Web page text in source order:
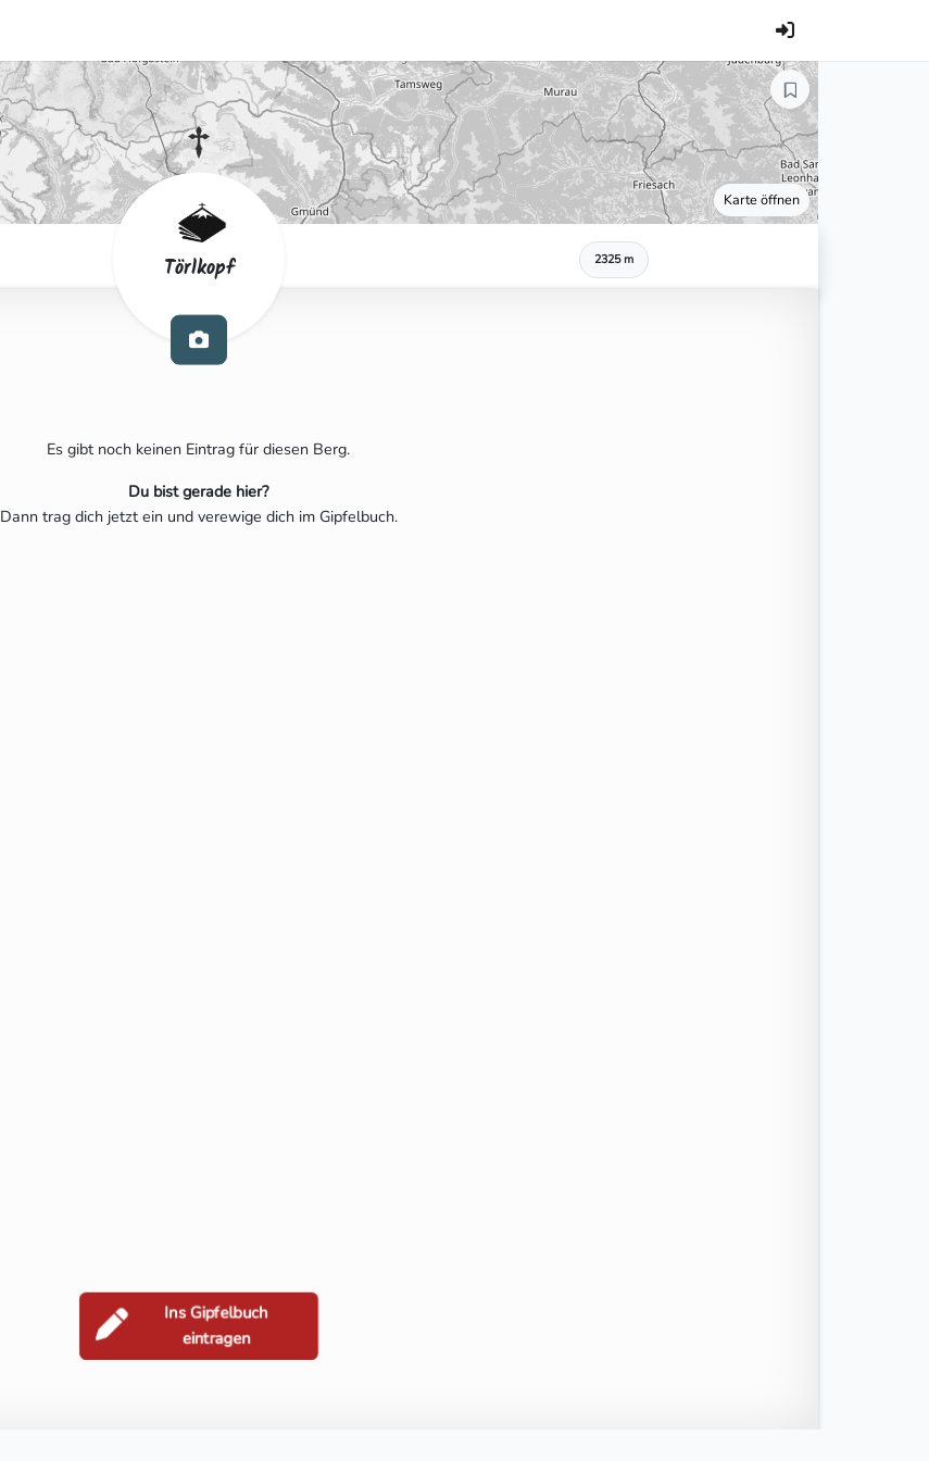
Karte öffnen
Törlkopf 2325 m
Es gibt noch keinen Eintrag für diesen Berg.
Du bist gerade hier?
Dann trag dich jetzt ein und verewige dich im Gipfelbuch.
Ins Gipfelbuch
eintragen